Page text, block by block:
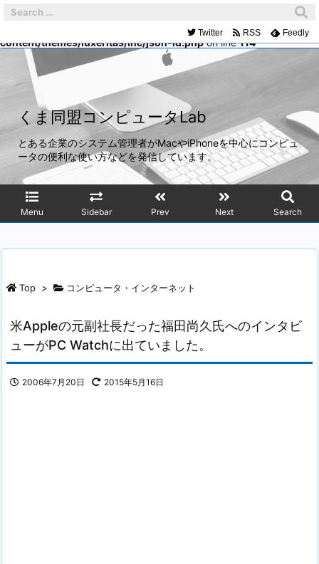
Warning: Trying to access array offset on false in
/home/mach/kumadoumei.net/public_html/wp-
content/themes/luxeritas/inc/json-ld.phpon line114
くま同盟コンピュータLab
とある企業のシステム管理者がMacやiPhoneを中心にコンピュ
ータの便利な使い方などを発信しています。
Menu Sidebar Prev Next Search
Twitter RSS Feedly
Top > コンピュータ・インターネット
米Appleの元副社長だった福田尚久氏へのインタビ
ューがPC Watchに出ていました。
2006年7月20日 2015年5月16日